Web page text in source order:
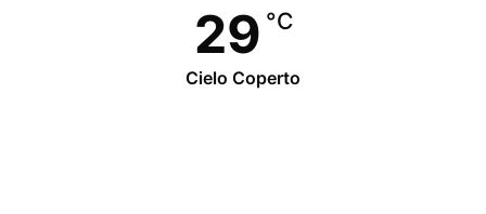
29 °C
Cielo Coperto